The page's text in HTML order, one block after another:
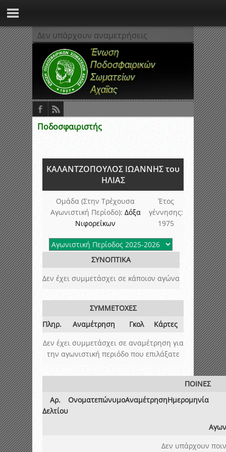
Δεν υπάρχουν αναμετρήσεις
Ποδοσφαιριστής
ΚΑΛΑΝΤΖΟΠΟΥΛΟΣ ΙΩΑΝΝΗΣ του
ΗΛΙΑΣ
Ομάδα (Στην Τρέχουσα
Αγωνιστική Περίοδο): Δόξα
Νιφορεΐκων
Έτος
γέννησης:
1975
ΣΥΝΟΠΤΙΚΑ
Δεν έχει συμμετάσχει σε κάποιον αγώνα
ΣΥΜΜΕΤΟΧΕΣ
Πληρ.
Αναμέτρηση Γκολ
Κάρτες
Δεν έχει συμμετάσχει σε αναμέτρηση για
την αγωνιστική περιόδο που επιλάξατε
ΠΟΙΝΕΣ
Αρ.
Δελτίου
ΟνοματεπώνυμοΑναμέτρησηΗμερομηνία
Δεν υπάρχουν